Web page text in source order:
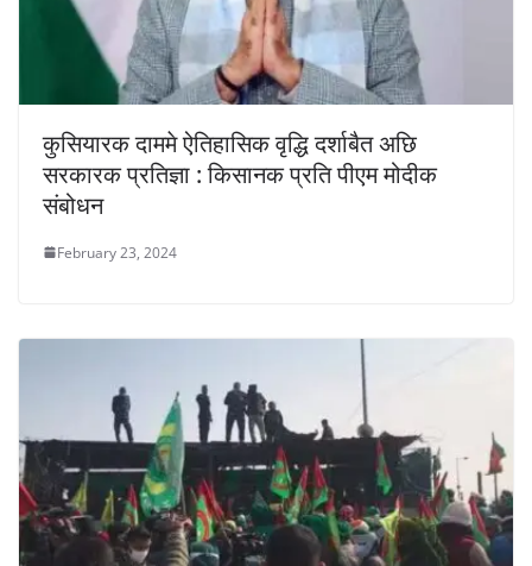
कुसियारक दाममे ऐतिहासिक वृद्धि दर्शाबैत अछि
सरकारक प्रतिज्ञा : किसानक प्रति पीएम मोदीक
संबोधन
February 23, 2024